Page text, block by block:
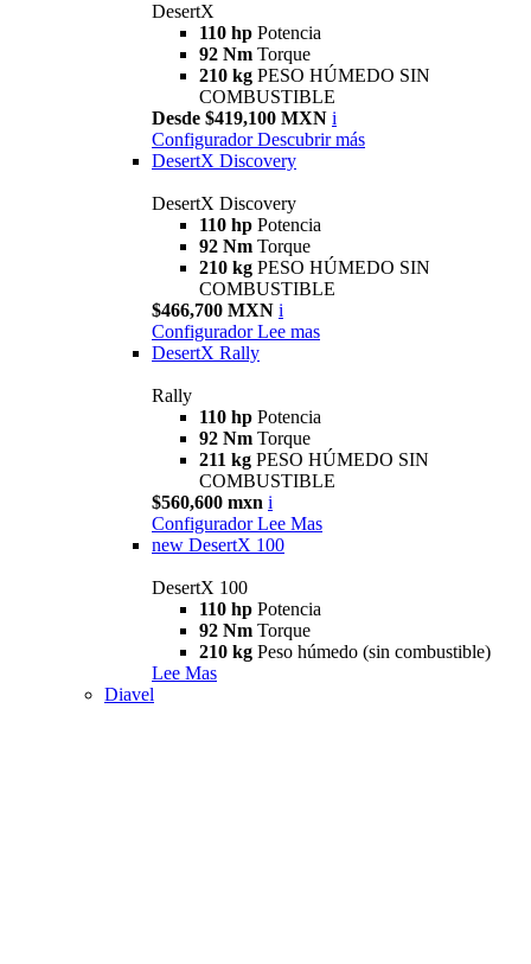
DesertX
110 hp Potencia
92 Nm Torque
210 kg PESO HÚMEDO SIN
COMBUSTIBLE
Desde $419,100 MXN i
Configurador Descubrir más
DesertX Discovery
DesertX Discovery
110 hp Potencia
92 Nm Torque
210 kg PESO HÚMEDO SIN
COMBUSTIBLE
$466,700 MXN i
Configurador Lee mas
DesertX Rally
Rally
110 hp Potencia
92 Nm Torque
211 kg PESO HÚMEDO SIN
COMBUSTIBLE
$560,600 mxn i
Configurador Lee Mas
new DesertX 100
DesertX 100
110 hp Potencia
92 Nm Torque
210 kg Peso húmedo (sin combustible)
Lee Mas
Diavel